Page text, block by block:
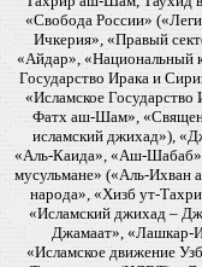
«Свобода России»
Ичкерия», «Правый
«Айдар», «Национальный
Государство Ирака и
«Исламское
Фатх аш-Шам»,
исламский джихад»),
«Аль-Каида», «Аш-
мусульмане» («Аль-Ихван
народа», «Хизб ут-
«Исламский джихад –
Джамаат», «Лашкар-
«Исламское движение